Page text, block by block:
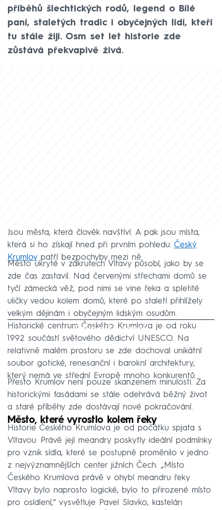
příběhů šlechtických rodů, legend o Bílé
paní, staletých tradic i obyčejných lidí, kteří
tu stále žijí. Osm set let historie zde
zůstává překvapivě živá.
Jsou města, která člověk navštíví. A pak jsou místa,
která si ho získají hned při prvním pohledu. Český
Krumlovpatří bezpochyby mezi ně.
Město ukryté v zákrutech Vltavy působí, jako by se
zde čas zastavil. Nad červenými střechami domů se
tyčí zámecká věž, pod nimi se vine řeka a spletité
uličky vedou kolem domů, které po staletí přihlížely
velkým dějinám i obyčejným lidským osudům.
Failed to fetch
Historické centrum Českého Krumlova je od roku
1992 součástí světového dědictví UNESCO. Na
relativně malém prostoru se zde dochoval unikátní
soubor gotické, renesanční i barokní architektury,
který nemá ve střední Evropě mnoho konkurentů.
Přesto Krumlov není pouze skanzenem minulosti. Za
historickými fasádami se stále odehrává běžný život
a staré příběhy zde dostávají nové pokračování.
Město, které vyrostlo kolem řeky
Historie Českého Krumlova je od počátku spjata s
Vltavou. Právě její meandry poskytly ideální podmínky
pro vznik sídla, které se postupně proměnilo v jedno
z nejvýznamnějších center jižních Čech. „Místo
Českého Krumlova právě v ohybí meandru řeky
Vltavy bylo naprosto logické, bylo to přirozené místo
pro osídlení,“ vysvětluje Pavel Slavko, kastelán